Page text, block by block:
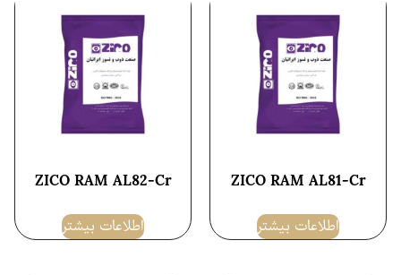
ZICO RAM AL81-Cr
اطلاعات بیشتر
ZICO RAM AL82-Cr
اطلاعات بیشتر